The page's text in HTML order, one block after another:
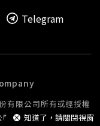
用民事法庭所判賠
們只能硬生生的吞
高，文中亦提假
可以把再犯率高的
沒有任何人願意保
知道了，請關閉視窗
Telegram
有限公司所有或經授權
播送或公開傳輸。